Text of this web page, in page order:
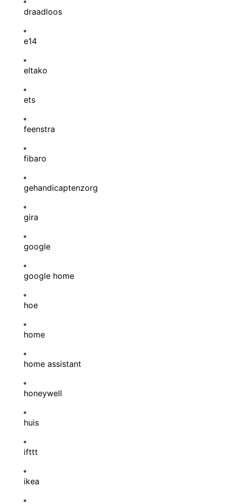
draadloos
e14
eltako
ets
feenstra
fibaro
gehandicaptenzorg
gira
google
google home
hoe
home
home assistant
honeywell
huis
ifttt
ikea